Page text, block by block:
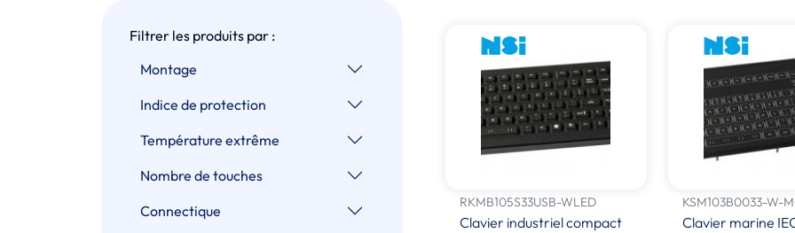
Filtrer les produits par :
Montage
Indice de protection
Température extrême
Nombre de touches
Connectique
RKMB105S33USB-WLED
Clavier industriel compact
KSM103B0033-W-
Clavier marine